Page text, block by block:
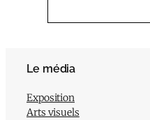
Le média
Exposition
Arts visuels